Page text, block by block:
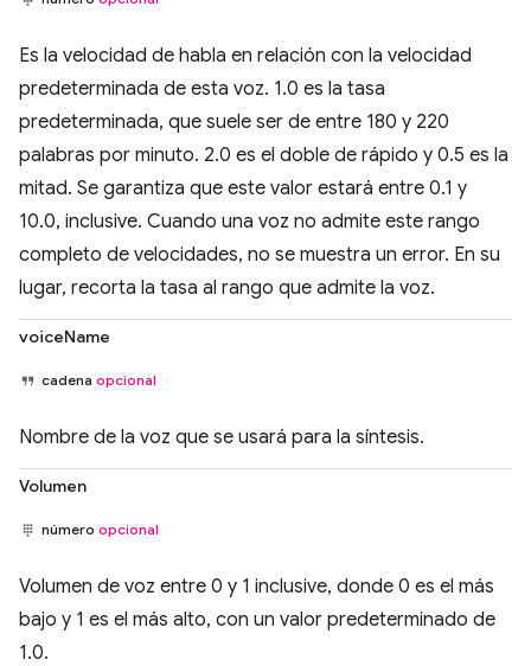
Es la velocidad de habla en relación con la velocidad
predeterminada de esta voz. 1.0 es la tasa
predeterminada, que suele ser de entre 180 y 220
palabras por minuto. 2.0 es el doble de rápido y 0.5 es la
mitad. Se garantiza que este valor estará entre 0.1 y
10.0, inclusive. Cuando una voz no admite este rango
completo de velocidades, no se muestra un error. En su
lugar, recorta la tasa al rango que admite la voz.
voiceName
cadena opcional
Nombre de la voz que se usará para la síntesis.
Volumen
número opcional
Volumen de voz entre 0 y 1 inclusive, donde 0 es el más
bajo y 1 es el más alto, con un valor predeterminado de
1.0.